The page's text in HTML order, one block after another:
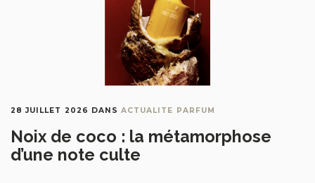
28 JUILLET 2026 DANSACTUALITE PARFUM
Noix de coco : la métamorphose
d’une note culte